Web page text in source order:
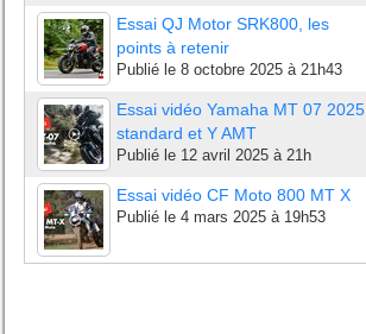
Essai QJ Motor SRK800, les
points à retenir
Publié le 8 octobre 2025 à 21h43
Essai vidéo Yamaha MT 07 2025
standard et Y AMT
Publié le 12 avril 2025 à 21h
Essai vidéo CF Moto 800 MT X
Publié le 4 mars 2025 à 19h53